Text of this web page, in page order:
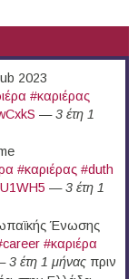
2023
#καριέρας
—3 έτη 1
#καριέρας #duth
—3 έτη 1
Ένωσης
#καριέρα
3 έτη 1 μήναςπριν